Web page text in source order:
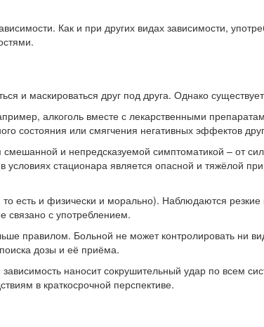
Как и при других видах зависимости,
и маскироваться друг под друга. Однако
алкоголь вместе с лекарственными
состояния или смягчения негативных эффектов
и непредсказуемой симптоматикой – от
стационара является опасной и тяжёлой
есть и физически и морально). Наблюдаются
связано с употреблением.
правилом. Больной не может контролировать ни
дозы и её приёма.
наносит сокрушительный удар по всем
в краткосрочной перспективе.